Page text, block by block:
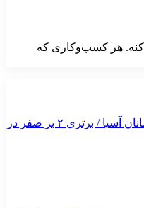
هر کسب‌وکاری که
آغاز خوب سپاهان در لیگ قهرمانان آسیا / برتری ۲ بر صفر در